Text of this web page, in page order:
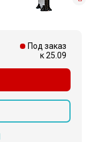
Под заказ
к 25.09